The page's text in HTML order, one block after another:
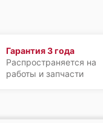
Гарантия 3 года
Распространяется на
работы и запчасти